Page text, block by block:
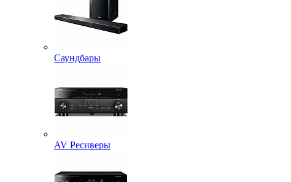
Саундбары
AV Ресиверы